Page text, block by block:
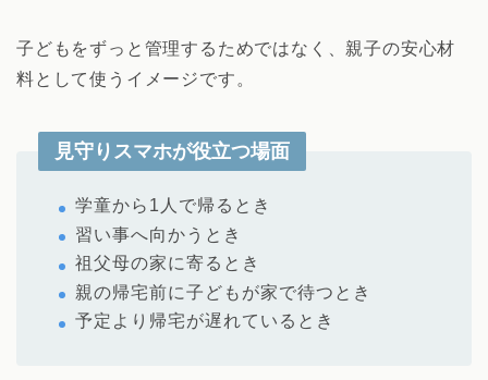
子どもをずっと管理するためではなく、親子の安心材
料として使うイメージです。
見守りスマホが役立つ場面
学童から1人で帰るとき
習い事へ向かうとき
祖父母の家に寄るとき
親の帰宅前に子どもが家で待つとき
予定より帰宅が遅れているとき